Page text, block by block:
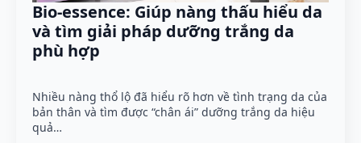
Bio-essence: Giúp nàng thấu hiểu da
và tìm giải pháp dưỡng trắng da
phù hợp
Nhiều nàng thổ lộ đã hiểu rõ hơn về tình trạng da của
bản thân và tìm được “chân ái” dưỡng trắng da hiệu
quả…